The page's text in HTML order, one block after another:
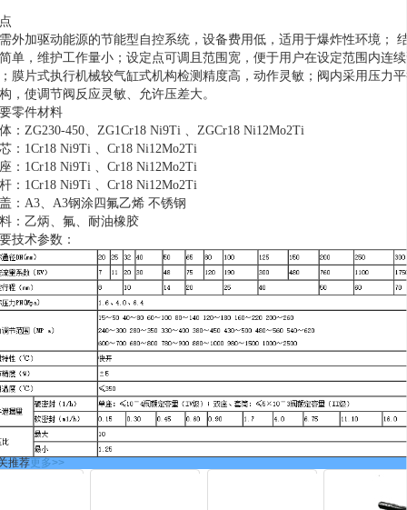
外加驱动能源的节能型自控系统，设备费用低，适用于爆炸性环境；
单，维护工作量小；设定点可调且范围宽，便于用户在设定范围内连
膜片式执行机械较气缸式机构检测精度高，动作灵敏；阀内采用压力
，使调节阀反应灵敏、允许压差大。
零件材料
：ZG230-450、ZG1Cr18 Ni9Ti 、ZGCr18 Ni12Mo2Ti
：1Cr18 Ni9Ti 、Cr18 Ni12Mo2Ti
：1Cr18 Ni9Ti 、Cr18 Ni12Mo2Ti
：1Cr18 Ni9Ti 、Cr18 Ni12Mo2Ti
：A3、A3钢涂四氟乙烯 不锈钢
：乙炳、氟、耐油橡胶
技术参数：
推荐更多>>